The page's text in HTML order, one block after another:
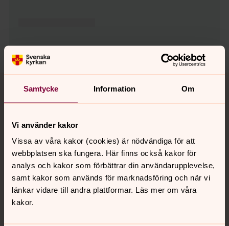
Samtycke Information Om
Vi använder kakor
Vissa av våra kakor (cookies) är nödvändiga för att
webbplatsen ska fungera. Här finns också kakor för
analys och kakor som förbättrar din användarupplevelse,
samt kakor som används för marknadsföring och när vi
länkar vidare till andra plattformar. Läs mer om våra
kakor.
Tillbaka till toppen
Tillbaka till innehållet
Kontakt
Kalender
Hitta snabbt